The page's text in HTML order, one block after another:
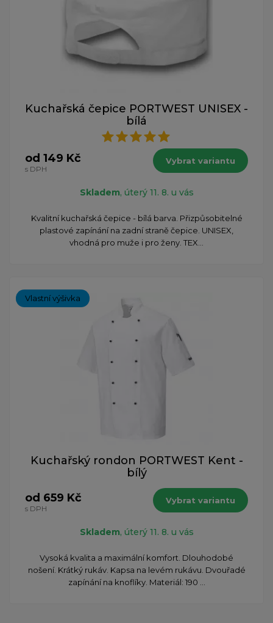
Kuchařská čepice PORTWEST UNISEX -
bílá
od 149 Kč
s DPH
Vybrat variantu
Skladem, úterý 11. 8. u vás
Kvalitní kuchařská čepice - bílá barva. Přizpůsobitelné
plastové zapínání na zadní straně čepice. UNISEX,
vhodná pro muže i pro ženy. TEX...
Vlastní výšivka
Kuchařský rondon PORTWEST Kent -
bílý
od 659 Kč
s DPH
Vybrat variantu
Skladem, úterý 11. 8. u vás
Vysoká kvalita a maximální komfort. Dlouhodobé
nošení. Krátký rukáv. Kapsa na levém rukávu. Dvouřadé
zapínání na knoflíky. Materiál: 190 ...